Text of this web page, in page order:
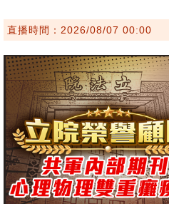
直播時間：2026/08/07 00:00